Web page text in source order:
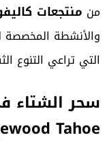
من منتجعات
والأنشطة المخصصة
التي تراعي التنوع
سحر الشتاء
Tahoe